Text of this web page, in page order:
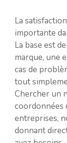
La
importante
La base est
marque, une
cas de
tout
Chercher un
coordonnées
entreprises,
donnant